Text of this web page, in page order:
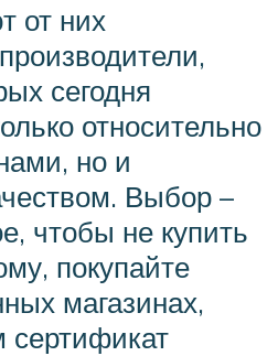
от них
сегодня
относительно
но и
Выбор –
чтобы не купить
покупайте
магазинах,
сертификат